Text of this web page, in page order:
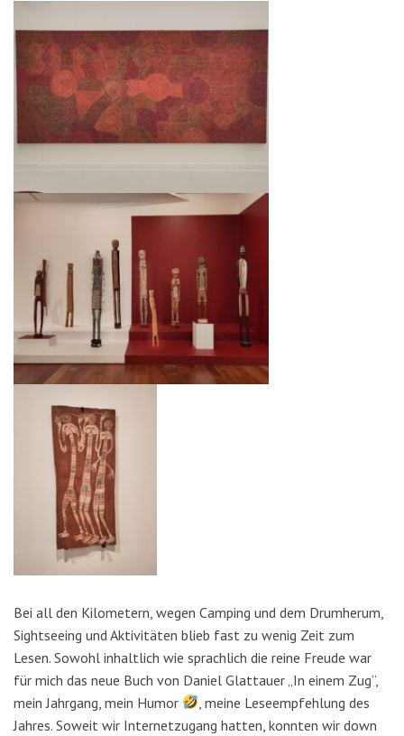
Bei all den Kilometern, wegen Camping und dem Drumherum,
Sightseeing und Aktivitäten blieb fast zu wenig Zeit zum
Lesen. Sowohl inhaltlich wie sprachlich die reine Freude war
für mich das neue Buch von Daniel Glattauer „In einem Zug“,
mein Jahrgang, mein Humor
, meine Leseempfehlung des
Jahres. Soweit wir Internetzugang hatten, konnten wir down